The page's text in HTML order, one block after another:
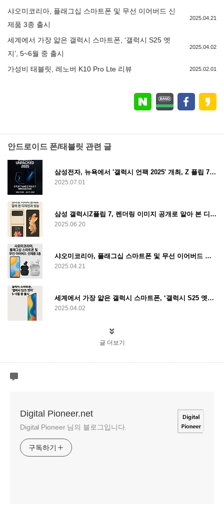
샤오미코리아, 플래그십 스마트폰 및 무선 이어버드 신
제품 3종 출시
2025.04.21
세계에서 가장 얇은 갤럭시 스마트폰, ‘갤럭시 S25 엣
지’, 5~6월 중 출시
2025.04.02
가성비 태블릿, 레노버 K10 Pro Lte 리뷰 2025.02.01
안드로이드 폰/태블릿 관련 글
삼성전자, 뉴욕에서 '갤럭시 언팩 2025' 개최, Z 플립 7과 폴드 7의 기술 혁신
2025.07.01
삼성 갤럭시Z플립 7, 렌더링 이미지 공개로 알아 본 디자인과 성능
2025.06.20
샤오미코리아, 플래그십 스마트폰 및 무선 이어버드 신제품 3종 출시
2025.04.21
세계에서 가장 얇은 갤럭시 스마트폰, ‘갤럭시 S25 엣지’, 5~6월 중 출시
2025.04.02
글 더보기
Digital Pioneer.net
Digital Pioneer 님의 블로그입니다.
구독하기